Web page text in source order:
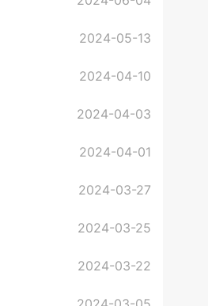
2024-05-13
2024-04-10
2024-04-03
2024-04-01
2024-03-27
2024-03-25
2024-03-22